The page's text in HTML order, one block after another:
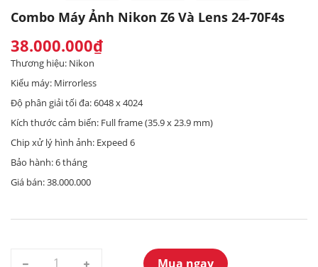
Combo Máy Ảnh Nikon Z6 Và Lens 24-70F4s
38.000.000₫
Thương hiệu: Nikon
Kiểu máy: Mirrorless
Độ phân giải tối đa: 6048 x 4024
Kích thước cảm biến: Full frame (35.9 x 23.9 mm)
Chip xử lý hình ảnh: Expeed 6
Bảo hành: 6 tháng
Giá bán: 38.000.000
Mua ngay